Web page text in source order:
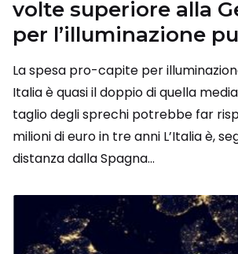
volte superiore alla
per l’illuminazione
La spesa pro-capite per
Italia è quasi il doppio di quella
taglio degli sprechi potrebbe far
milioni di euro in tre anni L’Italia è,
distanza dalla Spagna...